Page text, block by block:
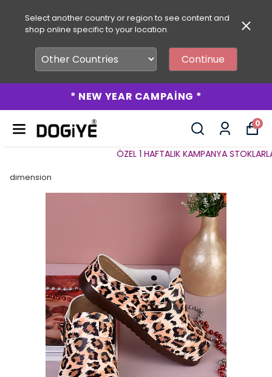
Select another country or region to see content and
shop online specific to your location.
Continue
* NEW YEAR CAMPAİNG *
0
ÖZEL 1 HAFTALIK KAMPANYA STOKLARLA
dimension